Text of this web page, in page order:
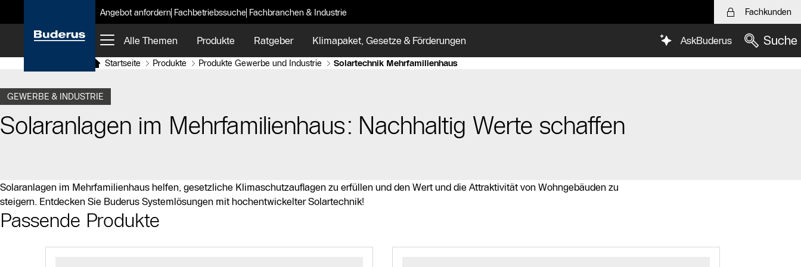
Angebot anfordern Fachbetriebssuche Fachbranchen & Industrie Fachkunden
Alle Themen Produkte Ratgeber Klimapaket, Gesetze & Förderungen AskBuderus Suche
Startseite Produkte Produkte Gewerbe und Industrie Solartechnik Mehrfamilienhaus
GEWERBE & INDUSTRIE
Solaranlagen im Mehrfamilienhaus: Nachhaltig Werte schaffen
Solaranlagen im Mehrfamilienhaus helfen, gesetzliche Klimaschutzauflagen zu erfüllen und den Wert und die Attraktivität von Wohngebäuden zu
steigern. Entdecken Sie Buderus Systemlösungen mit hochentwickelter Solartechnik!
Passende Produkte